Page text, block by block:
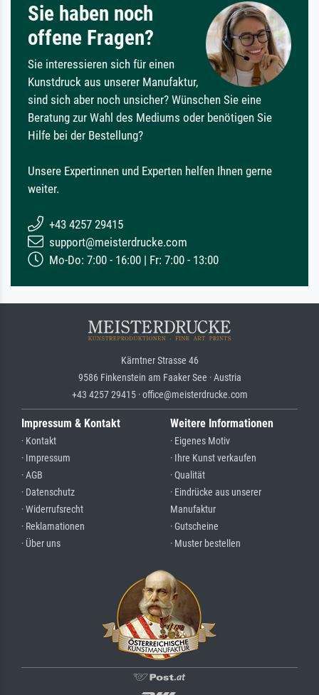
Sie haben noch
offene Fragen?
Sie interessieren sich für einen
Kunstdruck aus unserer Manufaktur,
sind sich aber noch unsicher? Wünschen Sie eine
Beratung zur Wahl des Mediums oder benötigen Sie
Hilfe bei der Bestellung?
Unsere Expertinnen und Experten helfen Ihnen gerne
weiter.
+43 4257 29415
support@meisterdrucke.com
Mo-Do: 7:00 - 16:00 | Fr: 7:00 - 13:00
Kärntner Strasse 46
9586 Finkenstein am Faaker See · Austria
+43 4257 29415 · office@meisterdrucke.com
Impressum & Kontakt
· Kontakt
· Impressum
· AGB
· Datenschutz
· Widerrufsrecht
· Reklamationen
· Über uns
Weitere Informationen
· Eigenes Motiv
· Ihre Kunst verkaufen
· Qualität
· Eindrücke aus unserer
Manufaktur
· Gutscheine
· Muster bestellen